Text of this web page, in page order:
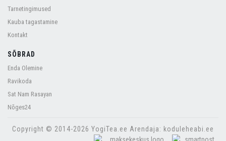
Tarnetingimused
Kauba tagastamine
Kontakt
SÕBRAD
Enda Olemine
Ravikoda
Sat Nam Rasayan
Nõges24
Copyright © 2014-2026 YogiTea.ee Arendaja: koduleheabi.ee